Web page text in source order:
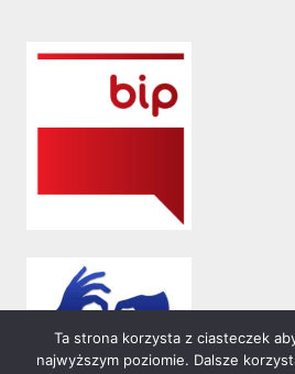
Ta strona korzysta z ciasteczek
najwyższym poziomie. Dalsze